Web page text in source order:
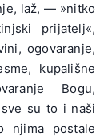
laž, — »nitko
prijatelj«,
ogovaranje,
kupališne
Bogu,
su to i naši
njima postale